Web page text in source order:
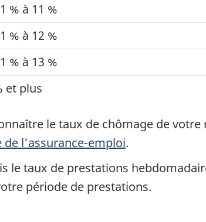
% à 11 %
% à 12 %
% à 13 %
et plus
le taux de chômage de votre
de l'assurance-emploi.
le taux de prestations
période de prestations.